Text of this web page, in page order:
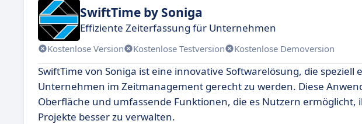
SwiftTime by Soniga
Effiziente Zeiterfassung für Unternehmen
Kostenlose Version Kostenlose Testversion Kostenlose Demoversion
SwiftTime von Soniga ist eine innovative Softwarelösung, die
Unternehmen im Zeitmanagement gerecht zu werden. Diese
Oberfläche und umfassende Funktionen, die es Nutzern
Projekte besser zu verwalten.